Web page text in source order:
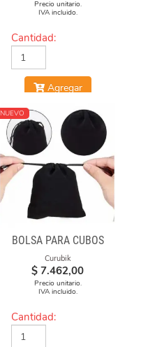
Precio unitario.
IVA incluido.
Cantidad:
Agregar
NUEVO
BOLSA PARA CUBOS
Curubik
$ 7.462,00
Precio unitario.
IVA incluido.
Cantidad: